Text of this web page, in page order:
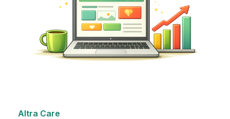
Altra Care